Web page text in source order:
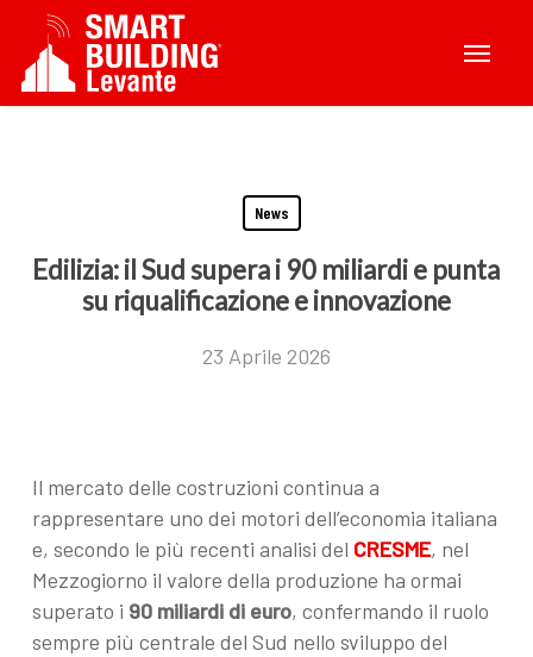
main
content
Menu
News
Edilizia: il Sud supera i 90 miliardi e punta
su riqualificazione e innovazione
23 Aprile 2026
Il mercato delle costruzioni continua a
rappresentare uno dei motori dell’economia italiana
e, secondo le più recenti analisi del CRESME, nel
Mezzogiorno il valore della produzione ha ormai
superato i 90 miliardi di euro, confermando il ruolo
sempre più centrale del Sud nello sviluppo del